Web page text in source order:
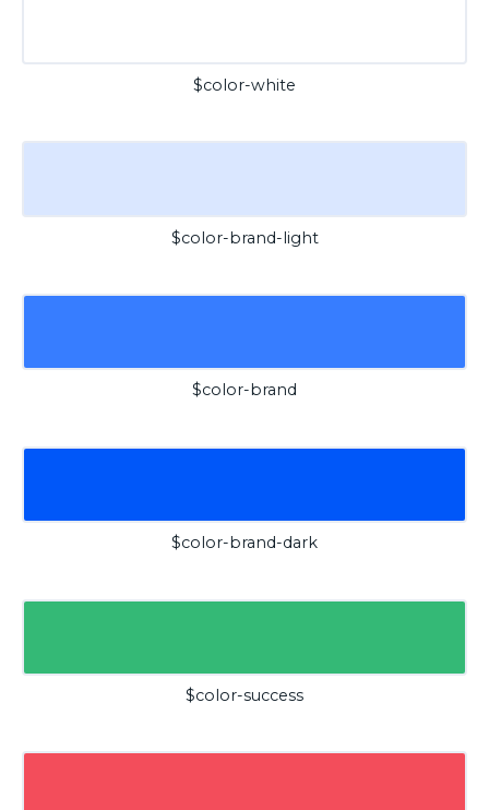
$color-white
$color-brand-light
$color-brand
$color-brand-dark
$color-success